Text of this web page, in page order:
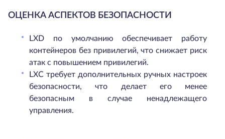
ОЦЕНКА АСПЕКТОВ БЕЗОПАСНОСТИ
LXD по умолчанию обеспечивает работу
контейнеров без привилегий, что снижает риск
атак с повышением привилегий.
LXC требует дополнительных ручных настроек
безопасности, что делает его менее
безопасным в случае ненадлежащего
управления.